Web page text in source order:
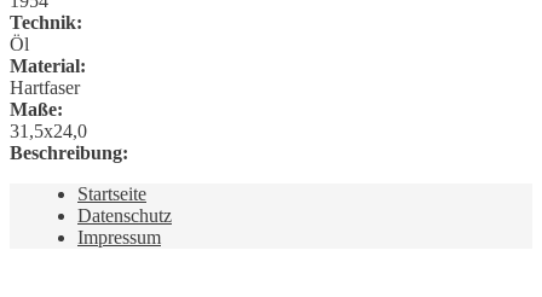
Technik:
Öl
Material:
Hartfaser
Maße:
31,5x24,0
Beschreibung:
Startseite
Datenschutz
Impressum